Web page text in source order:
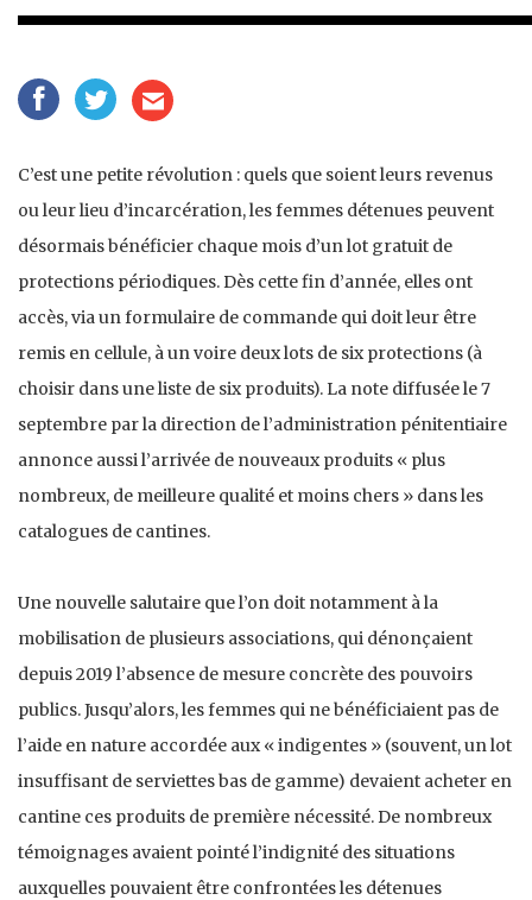
C’est une petite révolution : quels que soient leurs revenus
ou leur lieu d’incarcération, les femmes détenues peuvent
désormais bénéficier chaque mois d’un lot gratuit de
protections périodiques. Dès cette fin d’année, elles ont
accès, via un formulaire de commande qui doit leur être
remis en cellule, à un voire deux lots de six protections (à
choisir dans une liste de six produits). La note diffusée le 7
septembre par la direction de l’administration pénitentiaire
annonce aussi l’arrivée de nouveaux produits « plus
nombreux, de meilleure qualité et moins chers » dans les
catalogues de cantines.
Une nouvelle salutaire que l’on doit notamment à la
mobilisation de plusieurs associations, qui dénonçaient
depuis 2019 l’absence de mesure concrète des pouvoirs
publics. Jusqu’alors, les femmes qui ne bénéficiaient pas de
l’aide en nature accordée aux « indigentes » (souvent, un lot
insuffisant de serviettes bas de gamme) devaient acheter en
cantine ces produits de première nécessité. De nombreux
témoignages avaient pointé l’indignité des situations
auxquelles pouvaient être confrontées les détenues